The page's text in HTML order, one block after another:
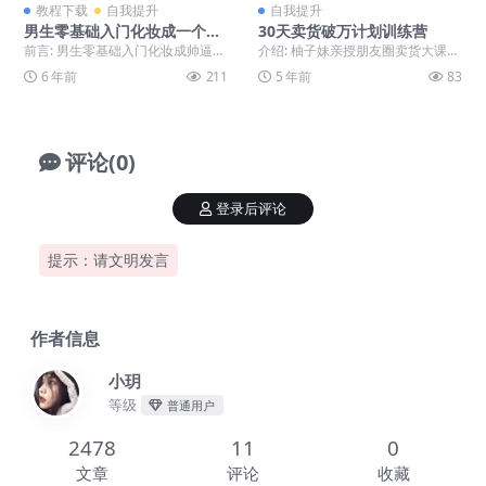
教程下载 自我提升
男生零基础入门化妆成一个帅
逼课程
前言: 男生零基础入门化妆成帅逼，
喜欢就下载吧。 正文: 想变帅的屌
丝们，赶紧学...
6 年前 211
自我提升
30天卖货破万计划训练营
介绍: 柚子妹亲授朋友圈卖货大课，
教你卖货全流程，严格专门针对小
白设计，让有微信...
5 年前 83
评论(0)
提示：请文明发言
登录后评论
作者信息
小玥
等级 普通用户
2478
文章
11
评论
0
收藏